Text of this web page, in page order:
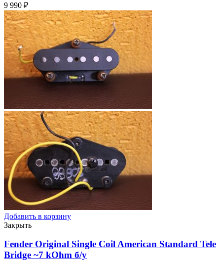
9 990 ₽
Добавить в корзину
Закрыть
Fender Original Single Сoil American Standard Tele
Bridge ~7 kOhm б/у